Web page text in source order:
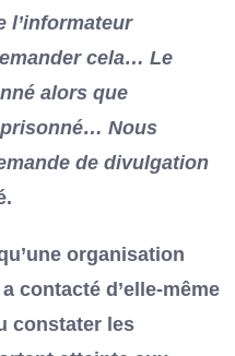
l’informateur
cela… Le
alors que
Nous
de divulgation
organisation
contacté d’elle-même
constater les